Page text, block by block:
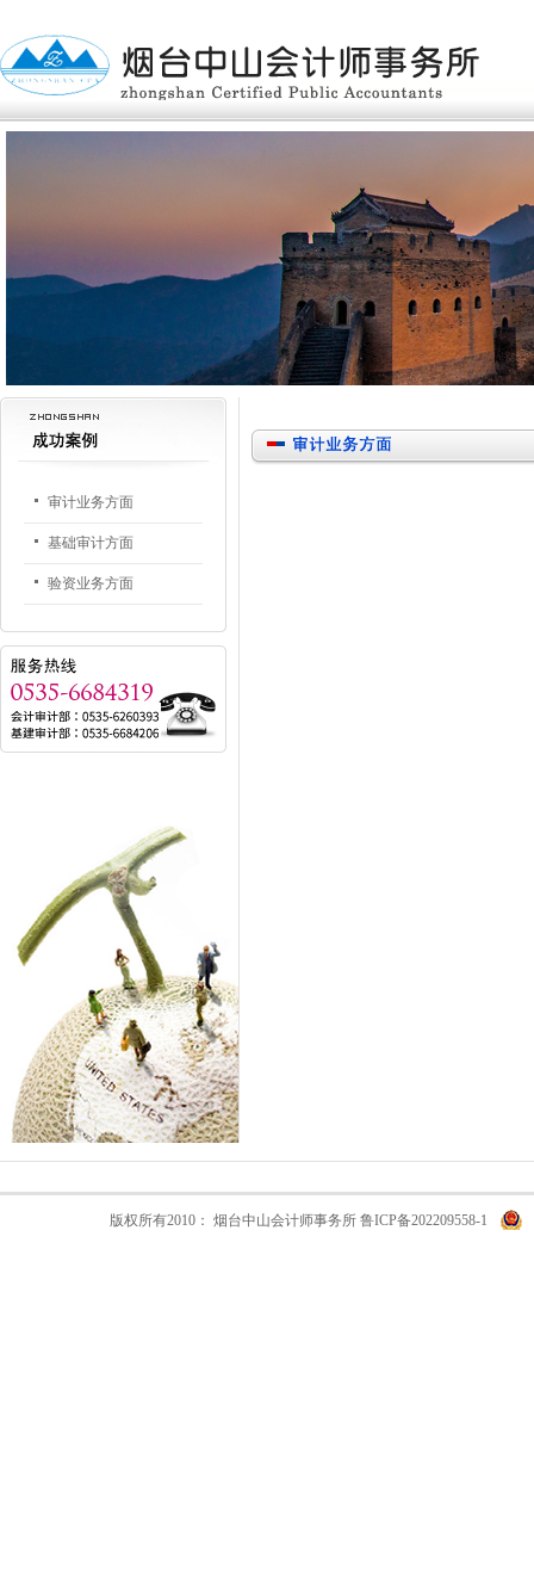
审计业务方面
基础审计方面
验资业务方面
版权所有2010： 烟台中山会计师事务所 鲁ICP备202209558-1